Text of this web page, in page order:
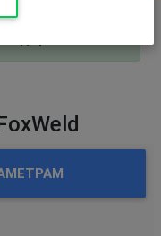
работает по